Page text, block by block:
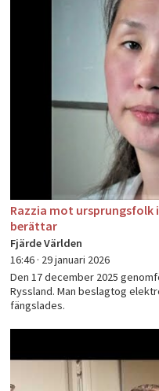
Razzia mot ursprungsfolk
berättar
Fjärde Världen
16:46 · 29 januari 2026
Den 17 december 2025
Ryssland. Man beslagtog
fängslades.